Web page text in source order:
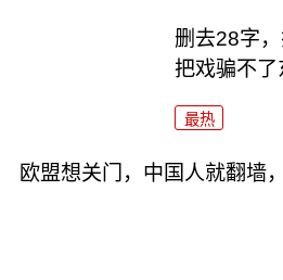
删去28字
把戏骗不了
最热
欧盟想关门，中国人就翻墙